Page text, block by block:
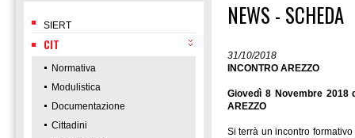
SIERT
CIT
Normativa
Modulistica
Documentazione
Cittadini
NEWS - SCHEDA
31/10/2018
INCONTRO AREZZO
Giovedì 8 Novembre 2018
AREZZO
Si terrà un incontro